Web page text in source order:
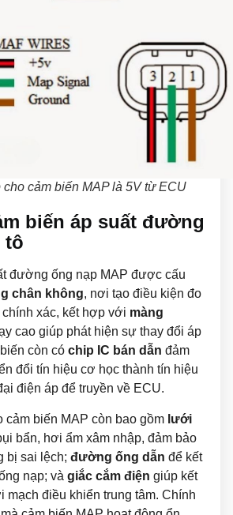
cho cảm biến MAP là 5V từ ECU
biến áp suất đường
tô
đường ống nạp MAP được cấu
chân không, nơi tạo điều kiện đo
xác, kết hợp với màng
cao giúp phát hiện sự thay đổi áp
còn có chip IC bán dẫn đảm
đổi tín hiệu cơ học thành tín hiệu
điện áp để truyền về ECU.
cảm biến MAP còn bao gồm lưới
bẩn, hơi ẩm xâm nhập, đảm bảo
bị sai lệch; đường ống dẫn để kết
nạp; và giắc cắm điện giúp kết
mạch điều khiển trung tâm. Chính